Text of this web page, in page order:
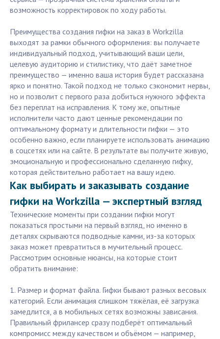
возможность корректировок по ходу работы.
Преимущества создания гифки на заказ в Workzilla
выходят за рамки обычного оформления: вы получаете
индивидуальный подход, учитывающий ваши цели,
целевую аудиторию и стилистику, что даёт заметное
преимущество — именно ваша история будет рассказана
ярко и понятно. Такой подход не только сэкономит нервы,
но и позволит с первого раза добиться нужного эффекта
без переплат на исправления. К тому же, опытные
исполнители часто дают ценные рекомендации по
оптимальному формату и длительности гифки — это
особенно важно, если планируете использовать анимацию
в соцсетях или на сайте. В результате вы получите живую,
эмоциональную и профессионально сделанную гифку,
которая действительно работает на вашу идею.
Как выбирать и заказывать создание
гифки на Workzilla — экспертный взгляд
Технические моменты при создании гифки могут
показаться простыми на первый взгляд, но именно в
деталях скрываются подводные камни, из-за которых
заказ может превратиться в мучительный процесс.
Рассмотрим основные нюансы, на которые стоит
обратить внимание:
1. Размер и формат файла. Гифки бывают разных весовых
категорий. Если анимация слишком тяжёлая, её загрузка
замедлится, а в мобильных сетях возможны зависания.
Правильный фрилансер сразу подберёт оптимальный
компромисс между качеством и объёмом — например,